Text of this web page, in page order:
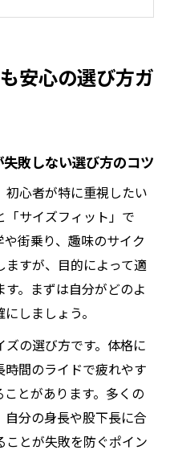
ーカー選びの基準と
クロスバイク活用術
毎朝を快適にスター
学をラクにする便利
ゴ付きタイプの使い
すすめ活用法で生活
メンテナンスで安全
安心の選び方ガ
敗しない選び方のコツ
初心者が特に重視したい
「サイズフィット」で
街乗り、趣味のサイク
ますが、目的によって適
。まずは自分がどのよ
しましょう。
の選び方です。体格に
間のライドで疲れやす
とがあります。多くの
分の身長や股下長に合
ことが失敗を防ぐポイン